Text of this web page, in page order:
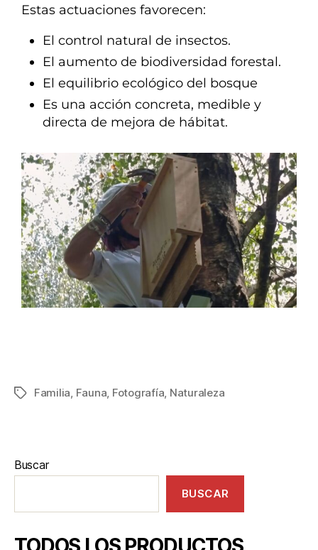
Estas actuaciones favorecen:
El control natural de insectos.
El aumento de biodiversidad forestal.
El equilibrio ecológico del bosque
Es una acción concreta, medible y
directa de mejora de hábitat.
Familia, Fauna, Fotografía, Naturaleza
Buscar
BUSCAR